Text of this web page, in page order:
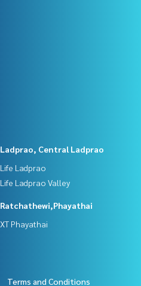
Ladprao, Central Ladprao
Life Ladprao
Life Ladprao Valley
Ratchathewi,Phayathai
XT Phayathai
Terms and Conditions